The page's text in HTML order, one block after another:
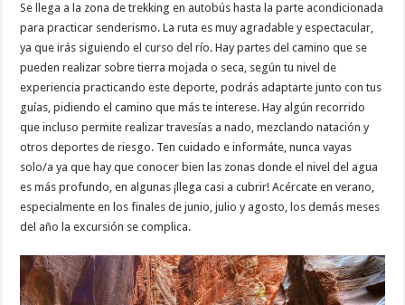
Se llega a la zona de trekking en autobús hasta la parte acondicionada
para practicar senderismo. La ruta es muy agradable y espectacular,
ya que irás siguiendo el curso del río. Hay partes del camino que se
pueden realizar sobre tierra mojada o seca, según tu nivel de
experiencia practicando este deporte, podrás adaptarte junto con tus
guías, pidiendo el camino que más te interese. Hay algún recorrido
que incluso permite realizar travesías a nado, mezclando natación y
otros deportes de riesgo. Ten cuidado e informáte, nunca vayas
solo/a ya que hay que conocer bien las zonas donde el nivel del agua
es más profundo, en algunas ¡llega casi a cubrir! Acércate en verano,
especialmente en los finales de junio, julio y agosto, los demás meses
del año la excursión se complica.